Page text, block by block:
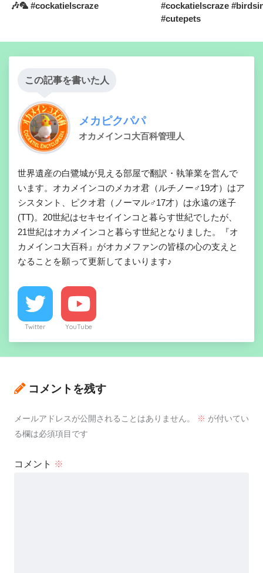
🎶🦜 #cockatielscraze
#cockatielscraze
#cutepets
この記事を書いた人
メカピクパパ
オカメインコ大百科管理人
世界遺産の白鷺城が見える部屋で翻訳・執筆業を営んで
います。オカメインコのメカオ君（ルチノー♂19才）はア
シスタント、ピクオ君（ノーマル♂17才）は永遠の迷子
(TT)。20世紀はセキセイインコと暮らす世紀でしたが、
21世紀はオカメインコと暮らす世紀となりました。『オ
カメインコ大百科』がオカメファンの皆様の心の支えと
なることを願って更新してまいります♪
Twitter YouTube
コメントを残す
メールアドレスが公開されることはありません。 ※ が付いてい
る欄は必須項目です
コメント ※